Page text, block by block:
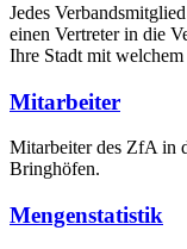
Jedes
einen Vertreter in die
Ihre Stadt mit
Mitarbeiter
Mitarbeiter des ZfA in
Bringhöfen.
Mengenstatistik